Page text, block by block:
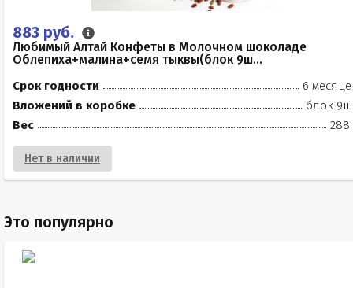
883 руб.
Любимый Алтай Конфеты в Молочном шоколаде
Облепиха+малина+семя тыквы(блок 9ш...
Срок годности
6
Вложений в коробке
блок
Вес
288
Нет в наличии
Это популярно